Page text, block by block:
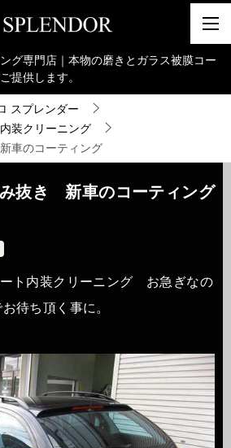
グ専門店｜本物の磨きとガラス被膜コー
提供します。
スプレンダー
内装クリーニング
車のコーティング
抜き 新車のコーティング
ト内装クリーニング お急ぎなの
待ち頂く事に。